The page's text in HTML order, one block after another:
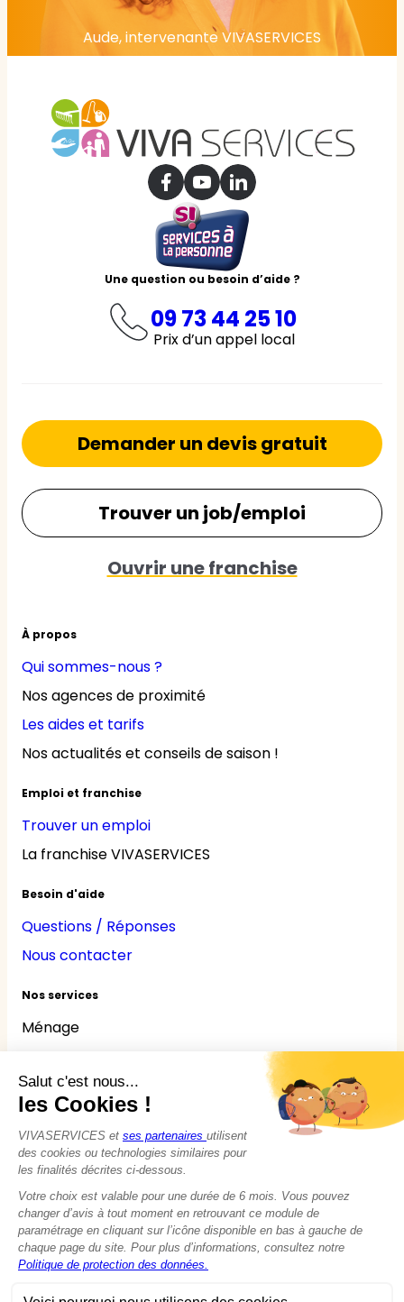
Aude, intervenante VIVASERVICES
Une question ou besoin d’aide ?
09 73 44 25 10
Prix d’un appel local
À propos
Qui sommes-nous ?
Nos agences de proximité
Les aides et tarifs
Nos actualités et conseils de saison !
Emploi et franchise
Trouver un emploi
La franchise VIVASERVICES
Besoin d'aide
Questions / Réponses
Nous contacter
Nos services
Ménage
Jardinage
Bricolage
Nounou
Seniors
Handicaps
Demander un devis gratuit
Trouver un job/emploi
Ouvrir une franchise
© 2015 - 2026VIVASERVICES
Modifier vos préférences en matière de cookies